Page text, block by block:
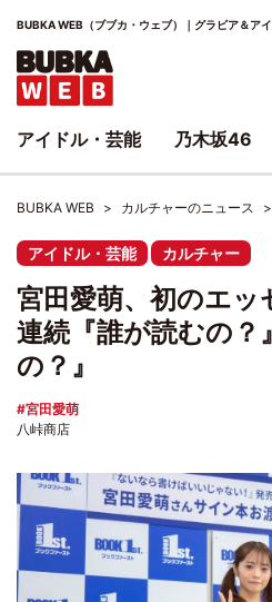
BUBKA WEB（ブブカ・ウェブ）｜グラビア＆ア
BUBKA WEB カルチャーのニュース
アイドル・芸能 カルチャー
宮田愛萌、初のエッ
連続『誰が読むの？
の？』
宮田愛萌
八峠商店
アイドル・芸能 乃木坂46